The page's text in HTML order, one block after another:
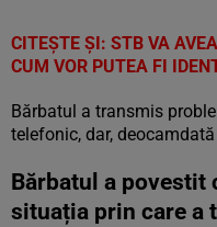
CITEȘTE ȘI: STB VA
CUM VOR PUTEA FI
Bărbatul a transmis
telefonic, dar,
Bărbatul a povestit
situația prin care a